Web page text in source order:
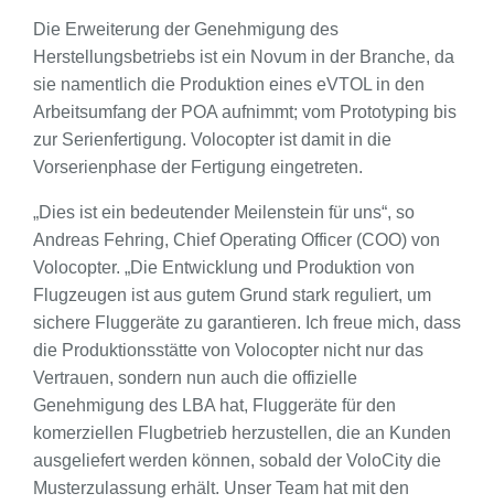
Die Erweiterung der Genehmigung des
Herstellungsbetriebs ist ein Novum in der Branche, da
sie namentlich die Produktion eines eVTOL in den
Arbeitsumfang der POA aufnimmt; vom Prototyping bis
zur Serienfertigung. Volocopter ist damit in die
Vorserienphase der Fertigung eingetreten.
„Dies ist ein bedeutender Meilenstein für uns“, so
Andreas Fehring, Chief Operating Officer (COO) von
Volocopter. „Die Entwicklung und Produktion von
Flugzeugen ist aus gutem Grund stark reguliert, um
sichere Fluggeräte zu garantieren. Ich freue mich, dass
die Produktionsstätte von Volocopter nicht nur das
Vertrauen, sondern nun auch die offizielle
Genehmigung des LBA hat, Fluggeräte für den
komerziellen Flugbetrieb herzustellen, die an Kunden
ausgeliefert werden können, sobald der VoloCity die
Musterzulassung erhält. Unser Team hat mit den